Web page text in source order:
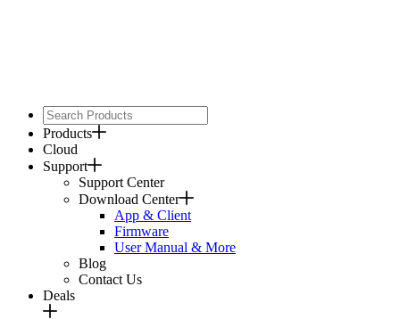
Products
Cloud
Support
Support Center
Download Center
App & Client
Firmware
User Manual & More
Blog
Contact Us
Deals